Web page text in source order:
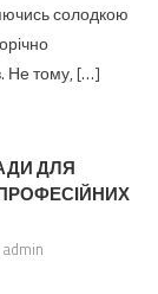
генератори
та
ініш
солодкою
Не тому, […]
ДЛЯ
admin